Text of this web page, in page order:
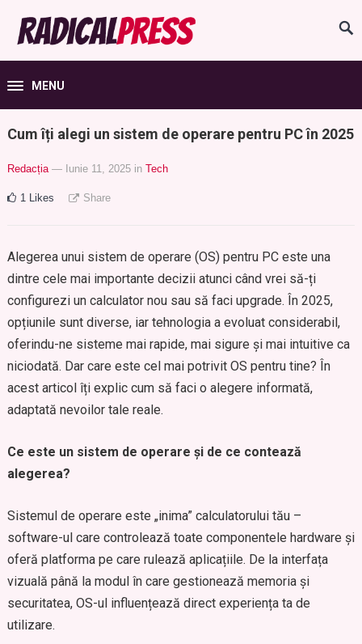
MENU
Cum îți alegi un sistem de operare pentru PC în 2025
Redacția — Iunie 11, 2025 in Tech
1 Likes Share
Alegerea unui sistem de operare (OS) pentru PC este una
dintre cele mai importante decizii atunci când vrei să-ți
configurezi un calculator nou sau să faci upgrade. În 2025,
opțiunile sunt diverse, iar tehnologia a evoluat considerabil,
oferindu-ne sisteme mai rapide, mai sigure și mai intuitive ca
niciodată. Dar care este cel mai potrivit OS pentru tine? În
acest articol îți explic cum să faci o alegere informată,
adaptată nevoilor tale reale.
Ce este un sistem de operare și de ce contează
alegerea?
Sistemul de operare este „inima” calculatorului tău –
software-ul care controlează toate componentele hardware și
oferă platforma pe care rulează aplicațiile. De la interfața
vizuală până la modul în care gestionează memoria și
securitatea, OS-ul influențează direct experiența ta de
utilizare.